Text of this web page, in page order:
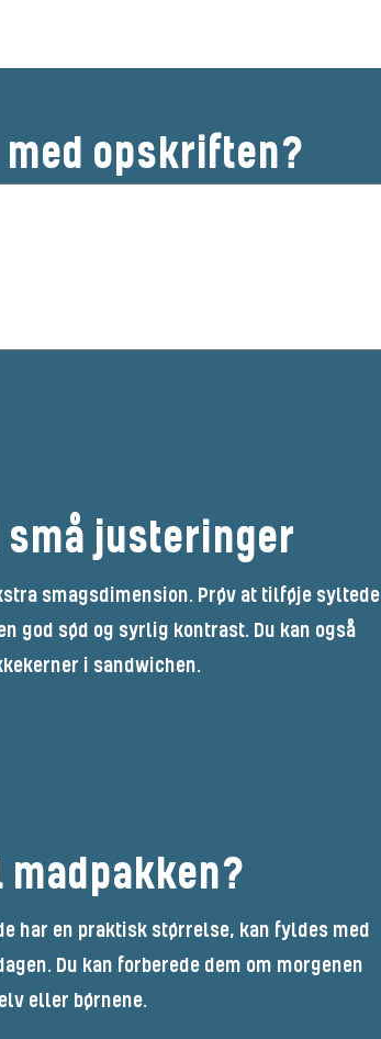
opskriften?
små justeringer
smagsdimension. Prøv at tilføje syltede
sød og syrlig kontrast. Du kan også
i sandwichen.
har en praktisk størrelse, kan fyldes med
Du kan forberede dem om morgenen
eller børnene.